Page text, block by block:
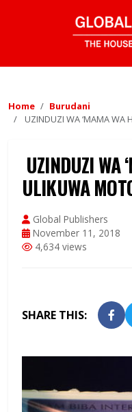
Home
Burudani
UZINDUZI WA ‘MAMA WA
UZINDUZI WA
ULIKUWA
Global Publishers
November 11, 2018
4,634 views
SHARE THIS: